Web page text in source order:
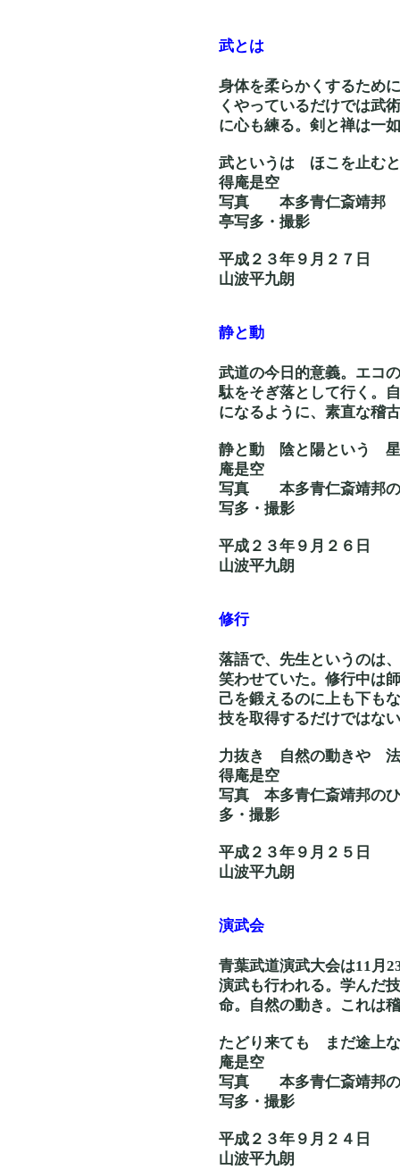
武とは
身体を柔らかくするため
くやっているだけでは武
に心も練る。剣と禅は一
武というは ほ
得庵是空
写真 本多青仁斎
亭写多・撮影
平成２３年９月２７日
山波平九朗
静と動
武道の今日的意義。エコ
駄をそぎ落として行く。
になるように、素直な稽
静と動 陰と
庵是空
写真 本多青
写多・撮影
平成２３年９月２６日
山波平九朗
修行
落語で、先生というのは
笑わせていた。修行中は
己を鍛えるのに上も下も
技を取得するだけではな
力抜き 自然
得庵是空
写真 本多青仁斎
多・撮影
平成２３年９月２５日
山波平九朗
演武会
青葉武道演武大会は11月
演武も行われる。学んだ
命。自然の動き。これは
たどり来ても ま
庵是空
写真 本多青仁
写多・撮影
平成２３年９月２４日
山波平九朗